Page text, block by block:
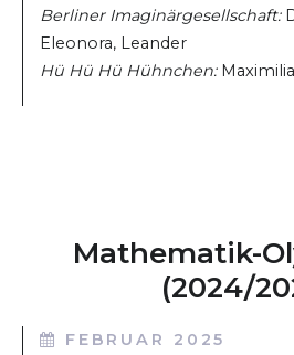
Berliner Imaginärgesellschaft:
Eleonora, Leander
Hü Hü Hü Hühnchen:
Mathematik-
(2024/
FEBRUAR 2025